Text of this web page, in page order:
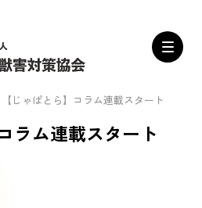
【じゃぱとら】コラム連載スタート
ラム連載スタート